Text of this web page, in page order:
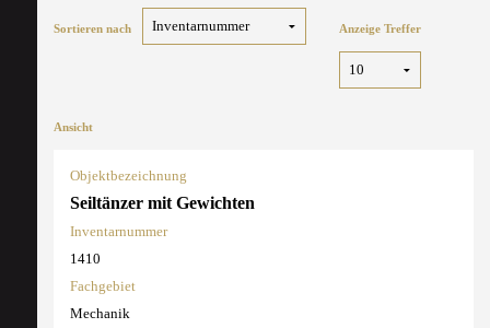
Sortieren nach Anzeige Treffer
Ansicht
Objektbezeichnung
Seiltänzer mit Gewichten
Inventarnummer
1410
Fachgebiet
Mechanik